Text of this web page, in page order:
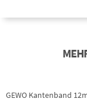
GEWO Kantenband